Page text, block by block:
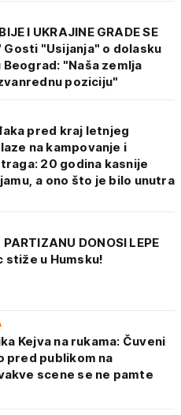
I UKRAJINE GRADE SE
Gosti "Usijanja" o dolasku
"Naša zemlja
poziciju"
pred kraj letnjeg
na kampovanje i
20 godina kasnije
a ono što je bilo unutra
DONOSI LEPE
stiže u Humsku!
Kejva na rukama: Čuveni
pred publikom na
scene se ne pamte